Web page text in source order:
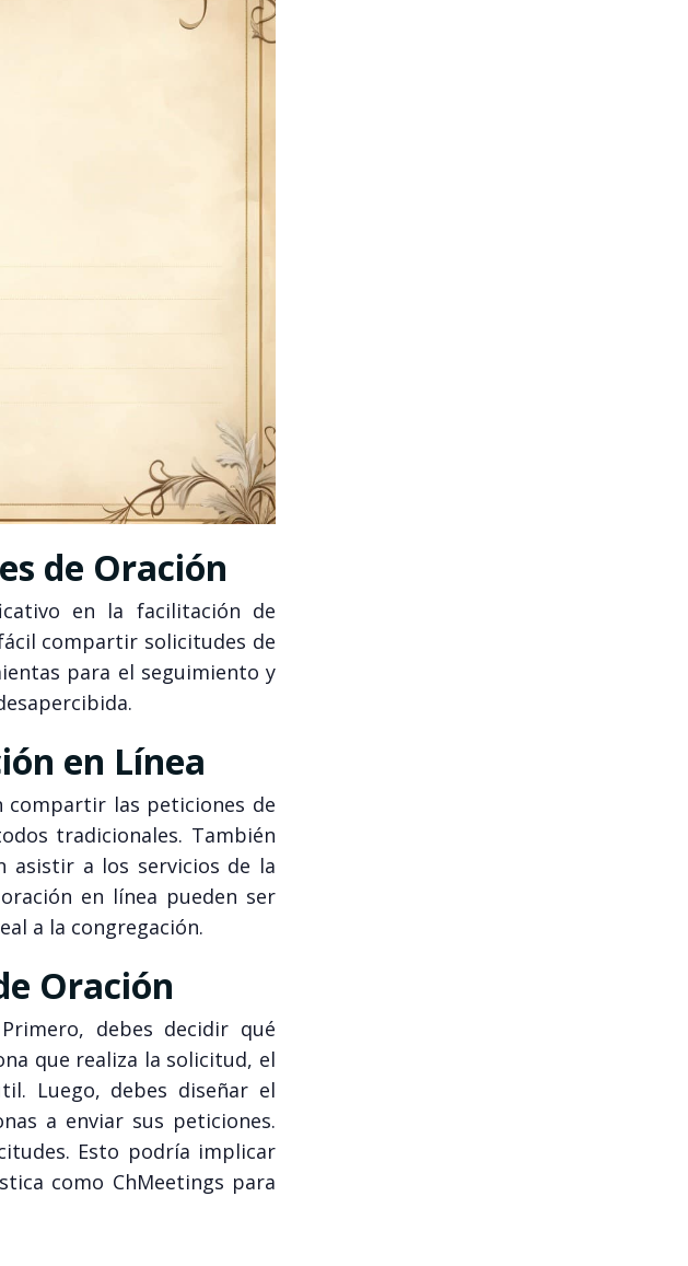
de Oración
en la facilitación de
compartir solicitudes de
para el seguimiento y
en Línea
compartir las peticiones de
tradicionales. También
asistir a los servicios de la
en línea pueden ser
a la congregación.
Oración
debes decidir qué
que realiza la solicitud, el
Luego, debes diseñar el
a enviar sus peticiones.
Esto podría implicar
como ChMeetings para